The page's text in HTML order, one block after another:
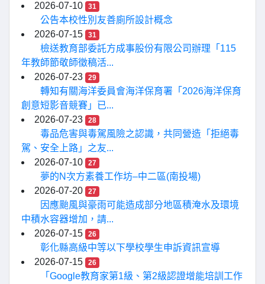
2026-07-10
31
公告本校性別友善廁所設計概念
2026-07-15
31
檢送教育部委託方成事股份有限公司辦理「115
年教師節敬師徵稿活...
2026-07-23
29
轉知有關海洋委員會海洋保育署「2026海洋保育
創意短影音競賽」已...
2026-07-23
28
毒品危害與毒駕風險之認識，共同營造「拒絕毒
駕、安全上路」之友...
2026-07-10
27
夢的N次方素養工作坊–中二區(南投場)
2026-07-20
27
因應颱風與豪雨可能造成部分地區積淹水及環境
中積水容器增加，請...
2026-07-15
26
彰化縣高級中等以下學校學生申訴資訊宣導
2026-07-15
26
「Google教育家第1級、第2級認證增能培訓工作